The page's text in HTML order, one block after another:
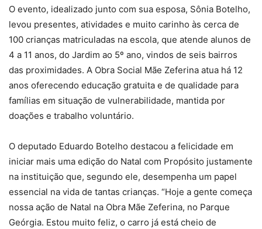
O evento, idealizado junto com sua esposa, Sônia Botelho,
levou presentes, atividades e muito carinho às cerca de
100 crianças matriculadas na escola, que atende alunos de
4 a 11 anos, do Jardim ao 5º ano, vindos de seis bairros
das proximidades. A Obra Social Mãe Zeferina atua há 12
anos oferecendo educação gratuita e de qualidade para
famílias em situação de vulnerabilidade, mantida por
doações e trabalho voluntário.
O deputado Eduardo Botelho destacou a felicidade em
iniciar mais uma edição do Natal com Propósito justamente
na instituição que, segundo ele, desempenha um papel
essencial na vida de tantas crianças. “Hoje a gente começa
nossa ação de Natal na Obra Mãe Zeferina, no Parque
Geórgia. Estou muito feliz, o carro já está cheio de